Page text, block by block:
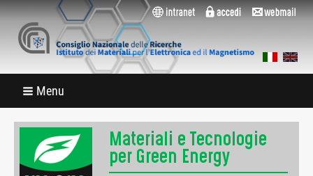
Menu
Materiali e Tecnologie
per Green Energy